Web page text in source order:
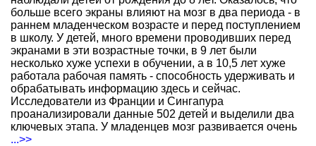
больше всего экраны влияют на мозг в два периода - в
раннем младенческом возрасте и перед поступлением
в школу. У детей, много времени проводивших перед
экранами в эти возрастные точки, в 9 лет были
несколько хуже успехи в обучении, а в 10,5 лет хуже
работала рабочая память - способность удерживать и
обрабатывать информацию здесь и сейчас.
Исследователи из Франции и Сингапура
проанализировали данные 502 детей и выделили два
ключевых этапа. У младенцев мозг развивается очень
...>>